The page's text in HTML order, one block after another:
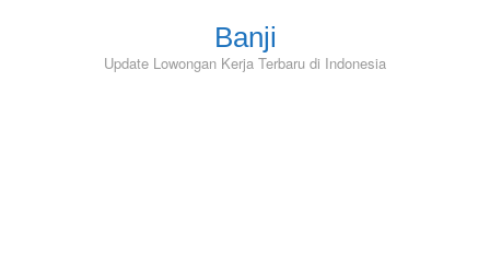
Banji
Update Lowongan Kerja Terbaru di Indonesia